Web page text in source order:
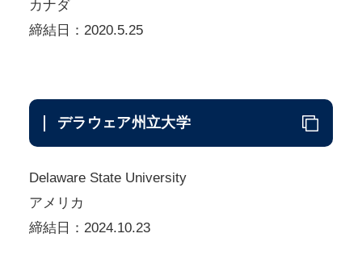
カナダ
締結日：2020.5.25
デラウェア州立大学
Delaware State University
アメリカ
締結日：2024.10.23